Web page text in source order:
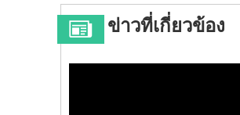
ข่าวที่เกี่ยวข้อง